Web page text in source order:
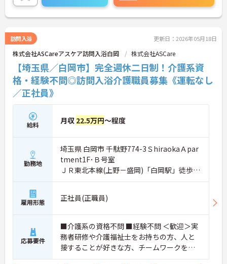
訪問入浴 更新日：2026年05月18日
株式会社ASCareアスケア訪問入浴白岡 株式会社ASCare
【埼玉県／白岡市】完全週休二日制！介護系資
格・経験不問◎訪問入浴介護職員募集《運転なし
／正社員》
給料 月収 22.5万円～程度
勤務地
埼玉県 白岡市 千駄野774-3ＳhiraokaＡpar
tment1F･Ｂ号室
ＪＲ東北本線(上野－盛岡)「白岡駅」徒歩5
分
雇用形態 正社員(正職員)
応募要件
■介護系の資格不問 ■経験不問 ＜歓迎＞実
務者研修や介護福祉士をお持ちの方、人と
接することが好きな方、チームワークを重
視する人